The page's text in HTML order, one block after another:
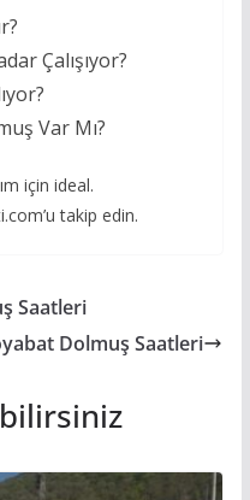
Çalışıyor?
Var Mı?
için ideal.
takip edin.
Saatleri
Dolmuş Saatleri